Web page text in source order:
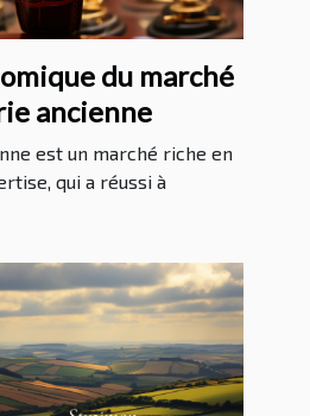
du marché
ancienne
est un marché riche en
qui a réussi à